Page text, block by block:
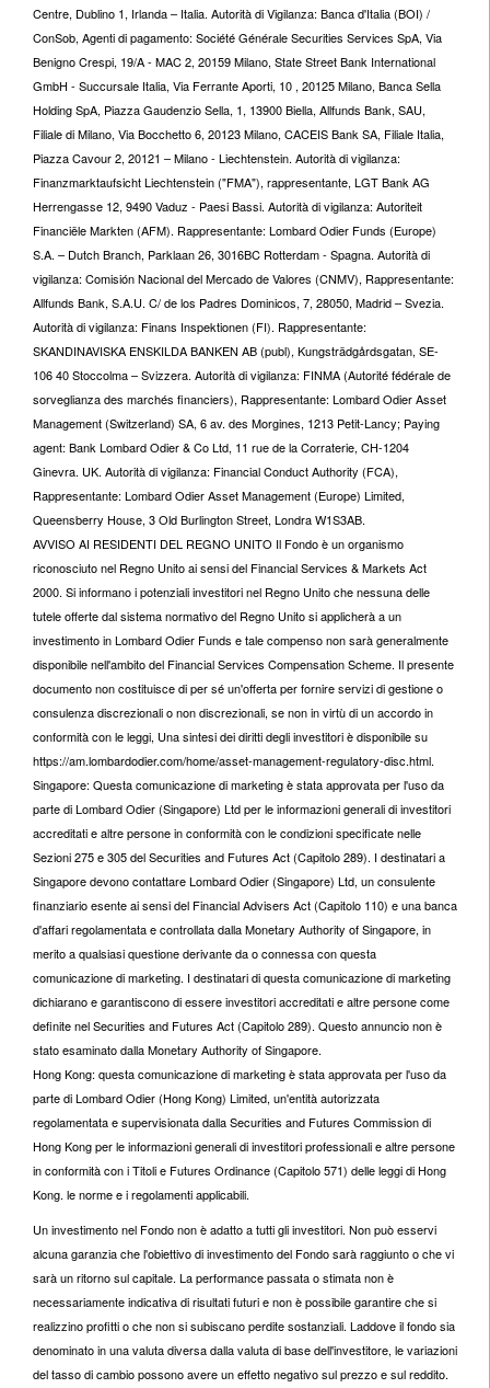
Centre, Dublino 1, Irlanda – Italia. Autorità di Vigilanza: Banca d'Italia (BOI) /
ConSob, Agenti di pagamento: Société Générale Securities Services SpA, Via
Benigno Crespi, 19/A - MAC 2, 20159 Milano, State Street Bank International
GmbH - Succursale Italia, Via Ferrante Aporti, 10 , 20125 Milano, Banca Sella
Holding SpA, Piazza Gaudenzio Sella, 1, 13900 Biella, Allfunds Bank, SAU,
Filiale di Milano, Via Bocchetto 6, 20123 Milano, CACEIS Bank SA, Filiale Italia,
Piazza Cavour 2, 20121 – Milano - Liechtenstein. Autorità di vigilanza:
Finanzmarktaufsicht Liechtenstein ("FMA"), rappresentante, LGT Bank AG
Herrengasse 12, 9490 Vaduz - Paesi Bassi. Autorità di vigilanza: Autoriteit
Financiële Markten (AFM). Rappresentante: Lombard Odier Funds (Europe)
S.A. – Dutch Branch, Parklaan 26, 3016BC Rotterdam - Spagna. Autorità di
vigilanza: Comisión Nacional del Mercado de Valores (CNMV), Rappresentante:
Allfunds Bank, S.A.U. C/ de los Padres Dominicos, 7, 28050, Madrid – Svezia.
Autorità di vigilanza: Finans Inspektionen (FI). Rappresentante:
SKANDINAVISKA ENSKILDA BANKEN AB (publ), Kungsträdgårdsgatan, SE-
106 40 Stoccolma – Svizzera. Autorità di vigilanza: FINMA (Autorité fédérale de
sorveglianza des marchés financiers), Rappresentante: Lombard Odier Asset
Management (Switzerland) SA, 6 av. des Morgines, 1213 Petit-Lancy; Paying
agent: Bank Lombard Odier & Co Ltd, 11 rue de la Corraterie, CH-1204
Ginevra. UK. Autorità di vigilanza: Financial Conduct Authority (FCA),
Rappresentante: Lombard Odier Asset Management (Europe) Limited,
Queensberry House, 3 Old Burlington Street, Londra W1S3AB.
AVVISO AI RESIDENTI DEL REGNO UNITO Il Fondo è un organismo
riconosciuto nel Regno Unito ai sensi del Financial Services & Markets Act
2000. Si informano i potenziali investitori nel Regno Unito che nessuna delle
tutele offerte dal sistema normativo del Regno Unito si applicherà a un
investimento in Lombard Odier Funds e tale compenso non sarà generalmente
disponibile nell'ambito del Financial Services Compensation Scheme. Il presente
documento non costituisce di per sé un'offerta per fornire servizi di gestione o
consulenza discrezionali o non discrezionali, se non in virtù di un accordo in
conformità con le leggi, Una sintesi dei diritti degli investitori è disponibile su
https://am.lombardodier.com/home/asset-management-regulatory-disc.html.
Singapore: Questa comunicazione di marketing è stata approvata per l'uso da
parte di Lombard Odier (Singapore) Ltd per le informazioni generali di investitori
accreditati e altre persone in conformità con le condizioni specificate nelle
Sezioni 275 e 305 del Securities and Futures Act (Capitolo 289). I destinatari a
Singapore devono contattare Lombard Odier (Singapore) Ltd, un consulente
finanziario esente ai sensi del Financial Advisers Act (Capitolo 110) e una banca
d'affari regolamentata e controllata dalla Monetary Authority of Singapore, in
merito a qualsiasi questione derivante da o connessa con questa
comunicazione di marketing. I destinatari di questa comunicazione di marketing
dichiarano e garantiscono di essere investitori accreditati e altre persone come
definite nel Securities and Futures Act (Capitolo 289). Questo annuncio non è
stato esaminato dalla Monetary Authority of Singapore.
Hong Kong: questa comunicazione di marketing è stata approvata per l'uso da
parte di Lombard Odier (Hong Kong) Limited, un'entità autorizzata
regolamentata e supervisionata dalla Securities and Futures Commission di
Hong Kong per le informazioni generali di investitori professionali e altre persone
in conformità con i Titoli e Futures Ordinance (Capitolo 571) delle leggi di Hong
Kong. le norme e i regolamenti applicabili.
Un investimento nel Fondo non è adatto a tutti gli investitori. Non può esservi
alcuna garanzia che l'obiettivo di investimento del Fondo sarà raggiunto o che vi
sarà un ritorno sul capitale. La performance passata o stimata non è
necessariamente indicativa di risultati futuri e non è possibile garantire che si
realizzino profitti o che non si subiscano perdite sostanziali. Laddove il fondo sia
denominato in una valuta diversa dalla valuta di base dell'investitore, le variazioni
del tasso di cambio possono avere un effetto negativo sul prezzo e sul reddito.